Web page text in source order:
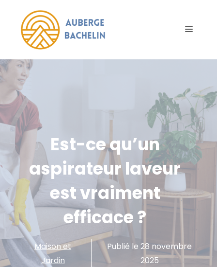
contenu
Menu
Est-ce qu’un
aspirateur laveur
est vraiment
efficace ?
Maison et
Jardin
Publié le28 novembre
2025